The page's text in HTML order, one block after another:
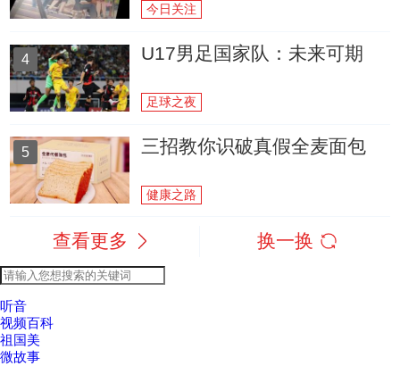
今日关注
4 U17男足国家队：未来可期
足球之夜
5 三招教你识破真假全麦面包
健康之路
查看更多 换一换
听音
视频百科
祖国美
微故事